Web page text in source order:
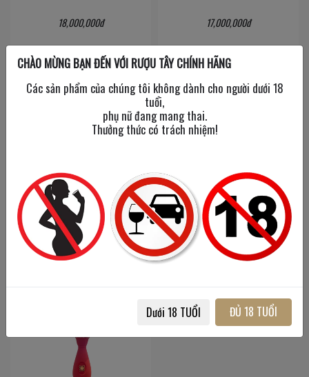
18,000,000đ 17,000,000đ
Clase Azul Plata Tequila
750 ml/ 40%
Clase Azul Reposado
Tequila
6,000,000đ
CHÀO MỪNG BẠN ĐẾN VỚI RƯỢU TÂY CHÍNH HÃNG
Các sản phẩm của chúng tôi không dành cho người dưới 18
tuổi,
phụ nữ đang mang thai.
Thưởng thức có trách nhiệm!
Dưới 18 TUỔI ĐỦ 18 TUỔI